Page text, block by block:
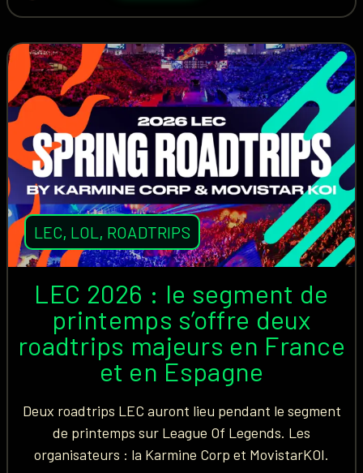
LEC, LOL, ROADTRIPS
LEC 2026 : le segment de
printemps s’offre deux
roadtrips majeurs en France
et en Espagne
Deux roadtrips LEC auront lieu pendant le segment
de printemps sur League Of Legends. Les
organisateurs : la Karmine Corp et MovistarKOI.